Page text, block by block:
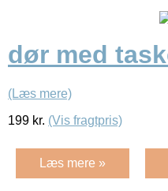
dør med
(Læs mere)
199 kr. (Vis fragtpris)
Læs mere »